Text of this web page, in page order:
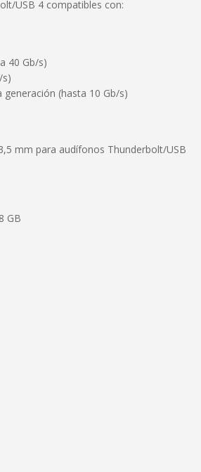
USB 4 compatibles con:
40 Gb/s)
s)
generación (hasta 10 Gb/s)
mm para audífonos Thunderbolt/USB
GB